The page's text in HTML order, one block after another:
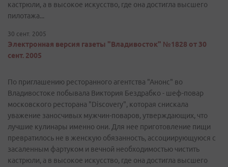
кастрюли, а в высокое искусство, где она достигла высшего
пилотажа...
30 сент. 2005
Электронная версия газеты "Владивосток" №1828 от 30
сент. 2005
По приглашению ресторанного агентства "Анонс" во
Владивостоке побывала Виктория Бездрабко - шеф-повар
московского ресторана "Discovery", которая снискала
уважение заносчивых мужчин-поваров, утверждающих, что
лучшие кулинары именно они. Для нее приготовление пищи
превратилось не в женскую обязанность, ассоциирующуюся с
засаленным фартуком и вечной необходимостью чистить
кастрюли, а в высокое искусство, где она достигла высшего